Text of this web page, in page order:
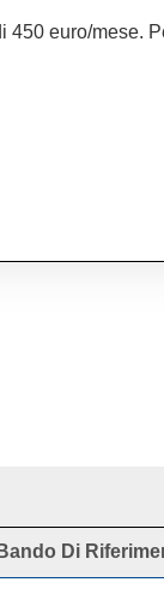
450 euro/mese.
Bando Di